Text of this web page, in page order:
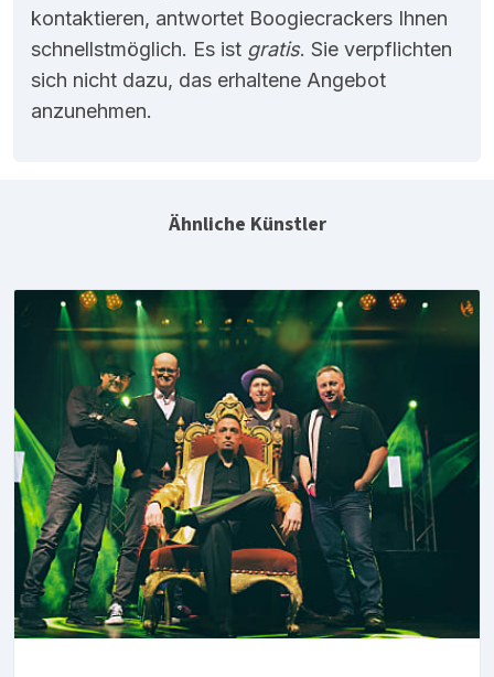
kontaktieren, antwortet Boogiecrackers Ihnen
schnellstmöglich. Es ist gratis. Sie verpflichten
sich nicht dazu, das erhaltene Angebot
anzunehmen.
Ähnliche Künstler